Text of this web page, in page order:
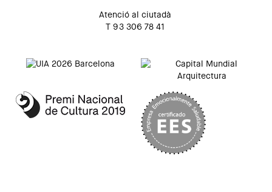
Atenció al ciutadà
T 93 306 78 41